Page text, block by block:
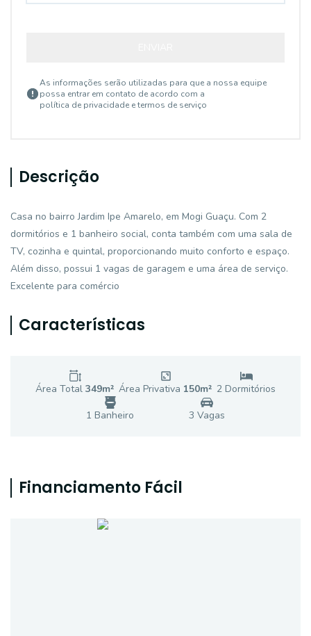
As informações serão utilizadas para que a nossa equipe
possa entrar em contato de acordo com a
política de privacidade e termos de serviço
Descrição
Casa no bairro Jardim Ipe Amarelo, em Mogi Guaçu. Com 2
dormitórios e 1 banheiro social, conta também com uma sala de
TV, cozinha e quintal, proporcionando muito conforto e espaço.
Além disso, possui 1 vagas de garagem e uma área de serviço.
Excelente para comércio
Características
Área Total 349m² Área Privativa 150m² 2 Dormitórios
1 Banheiro 3 Vagas
Financiamento Fácil